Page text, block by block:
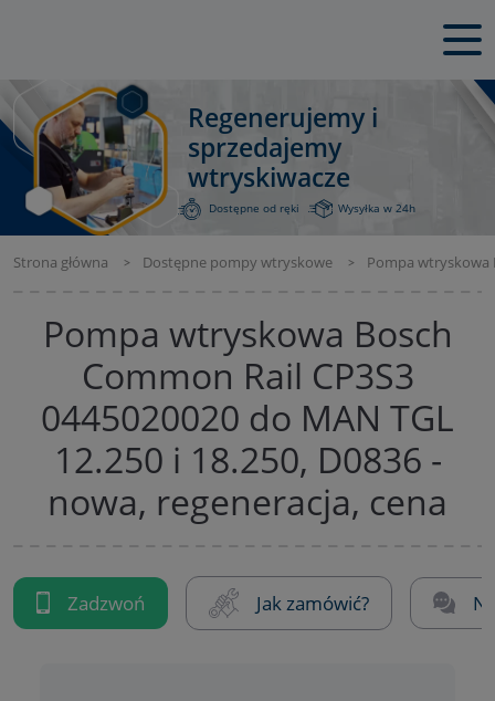
Regenerujemy i
sprzedajemy
wtryskiwacze
Dostępne od ręki Wysyłka w 24h
Strona główna Dostępne pompy wtryskowe Pompa wtryskowa
Pompa wtryskowa Bosch
Common Rail CP3S3
0445020020 do MAN TGL
12.250 i 18.250, D0836 -
nowa, regeneracja, cena
Zadzwoń Jak zamówić?